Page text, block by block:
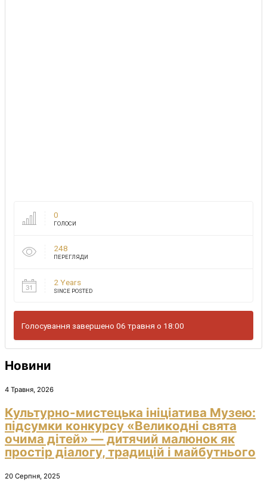
0
ГОЛОСИ
248
ПЕРЕГЛЯДИ
2 Years
SINCE POSTED
Голосування завершено 06 травня о 18:00
Новини
4 Травня, 2026
Культурно-мистецька ініціатива Музею:
підсумки конкурсу «Великодні свята
очима дітей» — дитячий малюнок як
простір діалогу, традицій і майбутнього
20 Серпня, 2025